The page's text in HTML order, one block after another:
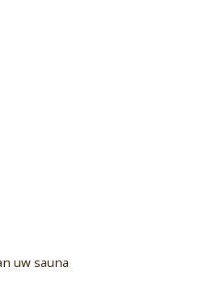
uw sauna